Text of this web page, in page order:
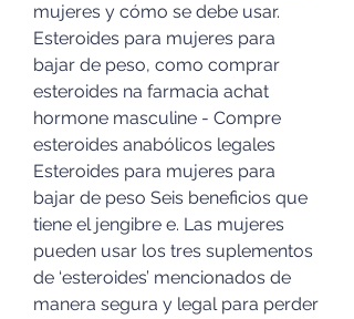
mujeres y cómo se debe usar.
Esteroides para mujeres para
bajar de peso, como comprar
esteroides na farmacia achat
hormone masculine - Compre
esteroides anabólicos legales
Esteroides para mujeres para
bajar de peso Seis beneficios que
tiene el jengibre e. Las mujeres
pueden usar los tres suplementos
de ‘esteroides’ mencionados de
manera segura y legal para perder